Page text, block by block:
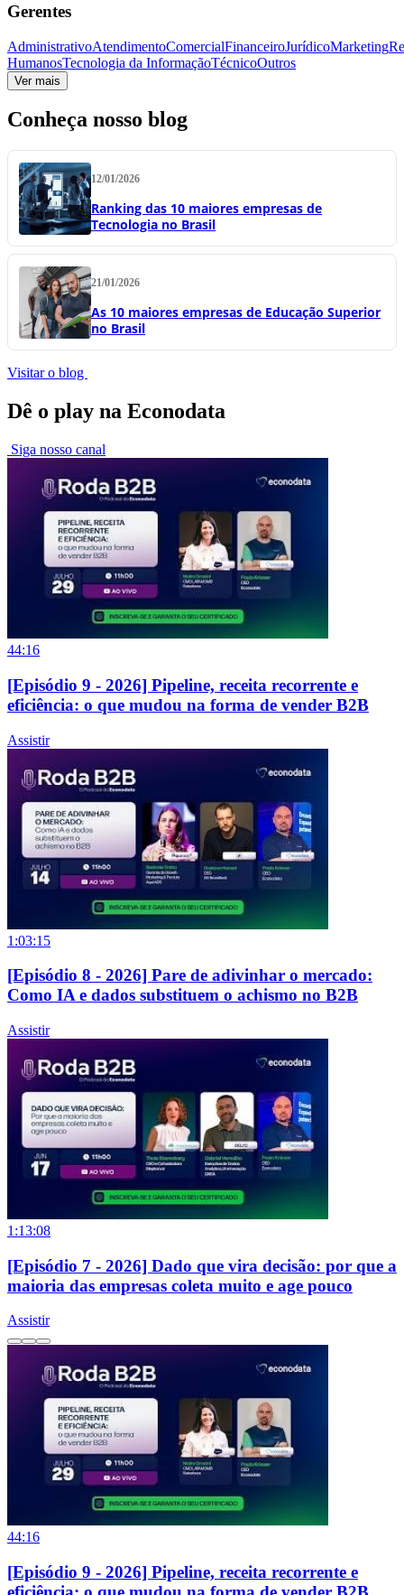
Gerentes
AdministrativoAtendimentoComercialFinanceiroJurídicoMarketing
HumanosTecnologia da InformaçãoTécnicoOutros
Ver mais
Conheça nosso blog
12/01/2026
Ranking das 10 maiores empresas de
Tecnologia no Brasil
21/01/2026
As 10 maiores empresas de Educação Superior
no Brasil
Visitar o blog
Dê o play na Econodata
Siga nosso canal
44:16
[Episódio 9 - 2026] Pipeline, receita recorrente e
eficiência: o que mudou na forma de vender B2B
Assistir
1:03:15
[Episódio 8 - 2026] Pare de adivinhar o mercado:
Como IA e dados substituem o achismo no B2B
Assistir
1:13:08
[Episódio 7 - 2026] Dado que vira decisão: por que a
maioria das empresas coleta muito e age pouco
Assistir
44:16
[Episódio 9 - 2026] Pipeline, receita recorrente e